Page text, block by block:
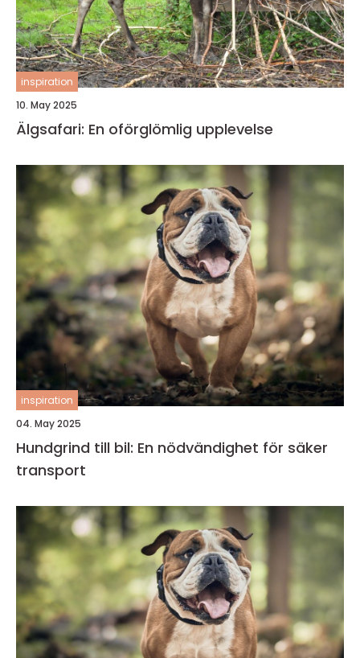
inspiration
10. May 2025
Älgsafari: En oförglömlig upplevelse
inspiration
04. May 2025
Hundgrind till bil: En nödvändighet för säker
transport